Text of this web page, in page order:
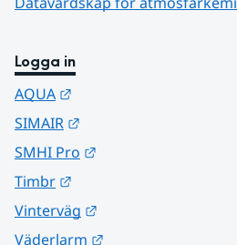
Logga in
AQUA
SIMAIR
SMHI Pro
Timbr
Vinterväg
Väderlarm